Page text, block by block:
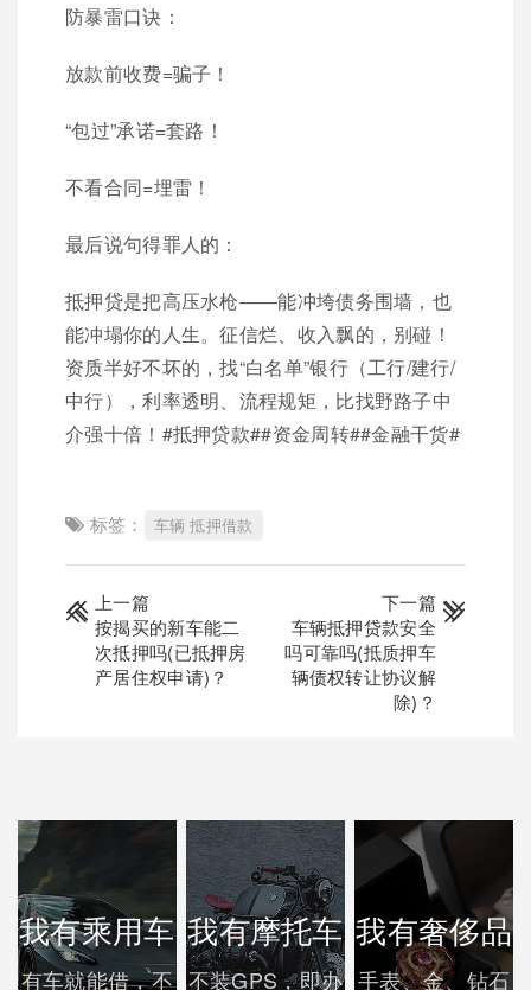
防暴雷口诀：
放款前收费=骗子！
“包过”承诺=套路！
不看合同=埋雷！
最后说句得罪人的：
抵押贷是把高压水枪——能冲垮债务围墙，也
能冲塌你的人生。征信烂、收入飘的，别碰！
资质半好不坏的，找“白名单”银行（工行/建行/
中行），利率透明、流程规矩，比找野路子中
介强十倍！#抵押贷款#​#资金周转#​#金融干货#​
标签： 车辆 抵押借款
上一篇
按揭买的新车能二
次抵押吗(已抵押房
产居住权申请)？
下一篇
车辆抵押贷款安全
吗可靠吗(抵质押车
辆债权转让协议解
除)？
我有乘用车
有车就能借，不
我有摩托车
不装GPS，即办
我有奢侈品
手表、金、钻石